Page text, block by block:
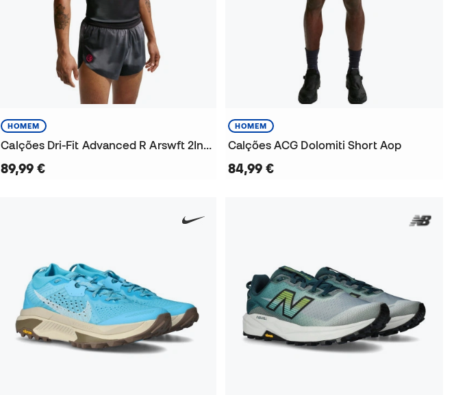
HOMEM
Calções Dri-Fit Advanced R Arswft 2Inbf Sh N
89,99 €
HOMEM
Calções ACG Dolomiti Short Aop
84,99 €